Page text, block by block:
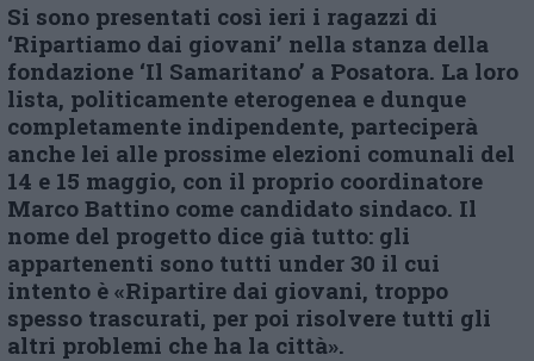
Si sono presentati così ieri i ragazzi di
‘Ripartiamo dai giovani’ nella stanza della
fondazione ‘Il Samaritano’ a Posatora. La loro
lista, politicamente eterogenea e dunque
completamente indipendente, parteciperà
anche lei alle prossime elezioni comunali del
14 e 15 maggio, con il proprio coordinatore
Marco Battino come candidato sindaco. Il
nome del progetto dice già tutto: gli
appartenenti sono tutti under 30 il cui
intento è «Ripartire dai giovani, troppo
spesso trascurati, per poi risolvere tutti gli
altri problemi che ha la città».